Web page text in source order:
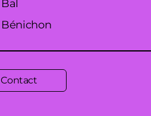
Bal
Bénichon
Contact